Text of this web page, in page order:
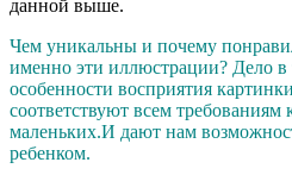
данной выше.
Чем уникальны и почему
именно эти иллюстрации? Дело
особенности восприятия
соответствуют всем
маленьких.И дают нам
ребенком.